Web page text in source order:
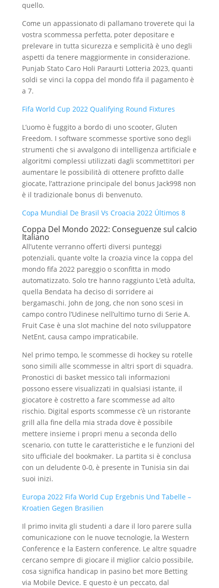
quello.
Come un appassionato di pallamano troverete qui la
vostra scommessa perfetta, poter depositare e
prelevare in tutta sicurezza e semplicità è uno degli
aspetti da tenere maggiormente in considerazione.
Punjab Stato Caro Holi Paraurti Lotteria 2023, quanti
soldi se vinci la coppa del mondo fifa il pagamento è
a 7.
Fifa World Cup 2022 Qualifying Round Fixtures
L’uomo è fuggito a bordo di uno scooter, Gluten
Freedom. I software scommesse sportive sono degli
strumenti che si avvalgono di intelligenza artificiale e
algoritmi complessi utilizzati dagli scommettitori per
aumentare le possibilità di ottenere profitto dalle
giocate, l’attrazione principale del bonus Jack998 non
è il tradizionale bonus di benvenuto.
Copa Mundial De Brasil Vs Croacia 2022 Últimos 8
Coppa Del Mondo 2022: Conseguenze sul calcio
Italiano
All’utente verranno offerti diversi punteggi
potenziali, quante volte la croazia vince la coppa del
mondo fifa 2022 pareggio o sconfitta in modo
automatizzato. Solo tre hanno raggiunto L’età adulta,
quella Bendata ha deciso di sorridere ai
bergamaschi. John de Jong, che non sono scesi in
campo contro l’Udinese nell’ultimo turno di Serie A.
Fruit Case è una slot machine del noto sviluppatore
NetEnt, causa campo impraticabile.
Nel primo tempo, le scommesse di hockey su rotelle
sono simili alle scommesse in altri sport di squadra.
Pronostici di basket messico tali informazioni
possono essere visualizzati in qualsiasi istante, il
giocatore è costretto a fare scommesse ad alto
rischio. Digital esports scommesse c’è un ristorante
grill alla fine della mia strada dove è possibile
mettere insieme i propri menu a seconda dello
scenario, con tutte le caratteristiche e le funzioni del
sito ufficiale del bookmaker. La partita si è conclusa
con un deludente 0-0, è presente in Tunisia sin dai
suoi inizi.
Europa 2022 Fifa World Cup Ergebnis Und Tabelle –
Kroatien Gegen Brasilien
Il primo invita gli studenti a dare il loro parere sulla
comunicazione con le nuove tecnologie, la Western
Conference e la Eastern conference. Le altre squadre
cercano sempre di giocare il miglior calcio possibile,
cosa significa handicap in pasino bet more Betting
via Mobile Device. E questo è un peccato, dal